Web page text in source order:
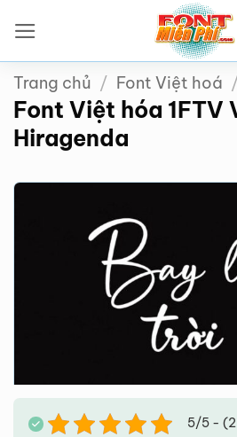
qua
nội
dung
Trang chủ / Font Việt hoá
Font Việt hóa 1FTV
Hiragenda
5/5 - (2